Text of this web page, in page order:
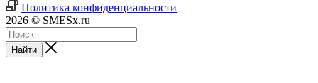
Политика конфиденциальности
2026 © SMESx.ru
Найти